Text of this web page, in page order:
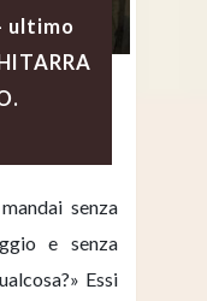
ultimo
senza
e senza
Essi